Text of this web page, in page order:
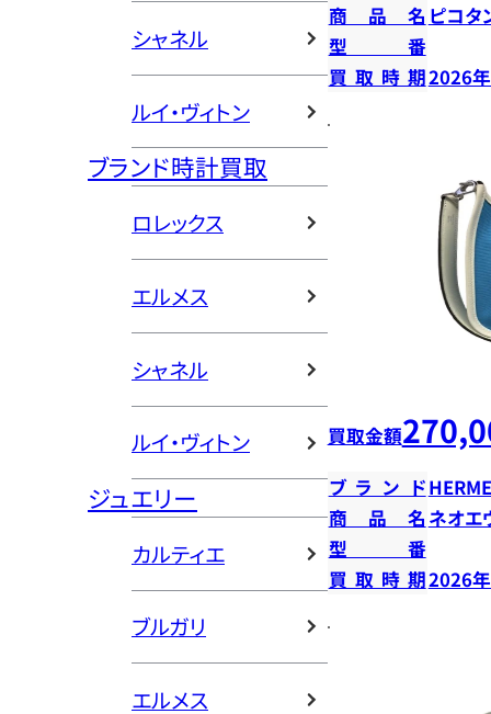
シャネル
ルイ・ヴィトン
ブランド時計買取
ロレックス
エルメス
シャネル
ルイ・ヴィトン
ジュエリー
カルティエ
ブルガリ
エルメス
商品名 ピコタ
型番
買取時期2026
買取金額
ブランド
商品名 ネオエ
型番
買取時期2026